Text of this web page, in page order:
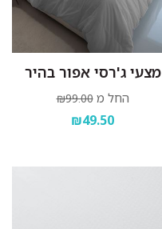
מצעי ג'רסי אפור בהיר
החל מ ₪99.00
₪49.50